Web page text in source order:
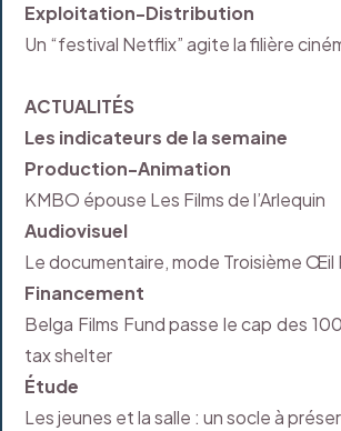
Exploitation-Distribution
Un “festival Netflix” agite la filière
ACTUALITÉS
Les indicateurs de la semaine
Production-Animation
KMBO épouse Les Films de l’Arlequin
Audiovisuel
Le documentaire, mode Troisième Œil
Financement
Belga Films Fund passe le cap des
tax shelter
Étude
Les jeunes et la salle : un socle à